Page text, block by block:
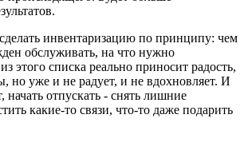
инвентаризацию по принципу: чем
обслуживать, на что нужно
этого списка реально приносит радость,
но уже и не радует, и не вдохновляет. И
начать отпускать - снять лишние
какие-то связи, что-то даже подарить